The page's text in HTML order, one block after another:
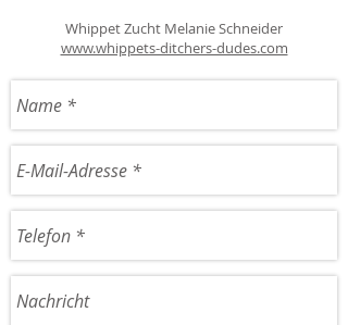
Whippet Zucht Melanie Schneider
www.whippets-ditchers-dudes.com